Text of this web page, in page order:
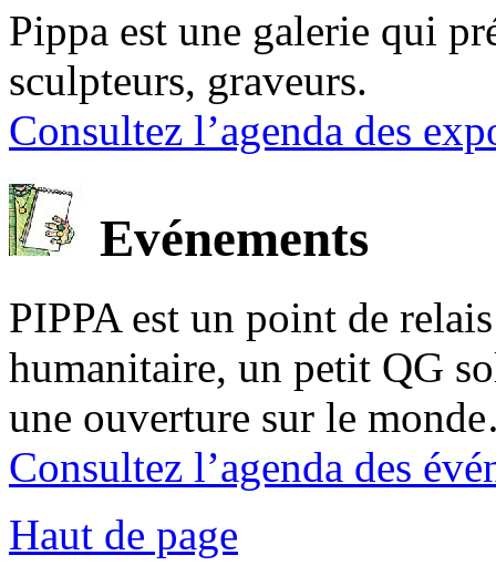
Pippa est une galerie qui
sculpteurs, graveurs.
Consultez l’agenda des
Evénements
PIPPA est un point de
humanitaire, un petit QG
une ouverture sur le
Consultez l’agenda des
Haut de page